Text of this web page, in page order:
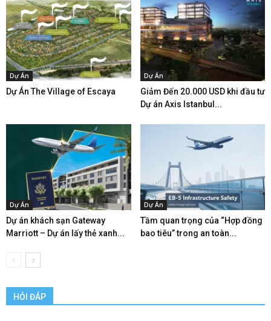
Dự Án
Dự Án The Village of Escaya
Dự Án
Giảm Đến 20.000 USD khi đầu tư
Dự án Axis Istanbul...
Dự Án
Dự án khách sạn Gateway
Marriott – Dự án lấy thẻ xanh...
Dự Án
Tầm quan trọng của “Hợp đồng
bao tiêu” trong an toàn...
HỎI ĐÁP